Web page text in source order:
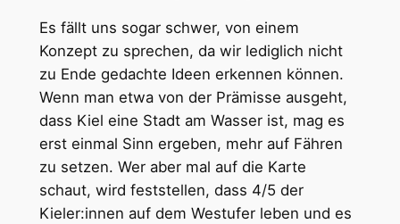
Es fällt uns sogar schwer, von einem
Konzept zu sprechen, da wir lediglich nicht
zu Ende gedachte Ideen erkennen können.
Wenn man etwa von der Prämisse ausgeht,
dass Kiel eine Stadt am Wasser ist, mag es
erst einmal Sinn ergeben, mehr auf Fähren
zu setzen. Wer aber mal auf die Karte
schaut, wird feststellen, dass 4/5 der
Kieler:innen auf dem Westufer leben und es